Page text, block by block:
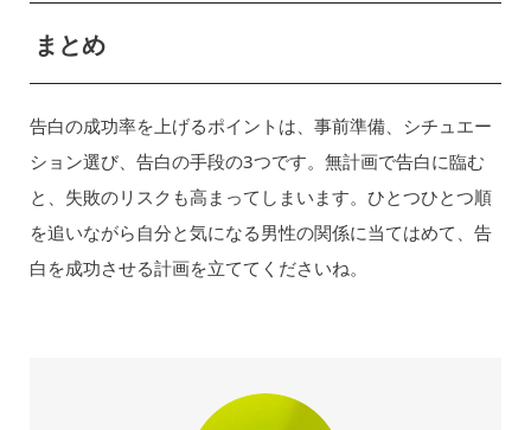
まとめ
告白の成功率を上げるポイントは、事前準備、シチュエー
ション選び、告白の手段の3つです。無計画で告白に臨む
と、失敗のリスクも高まってしまいます。ひとつひとつ順
を追いながら自分と気になる男性の関係に当てはめて、告
白を成功させる計画を立ててくださいね。